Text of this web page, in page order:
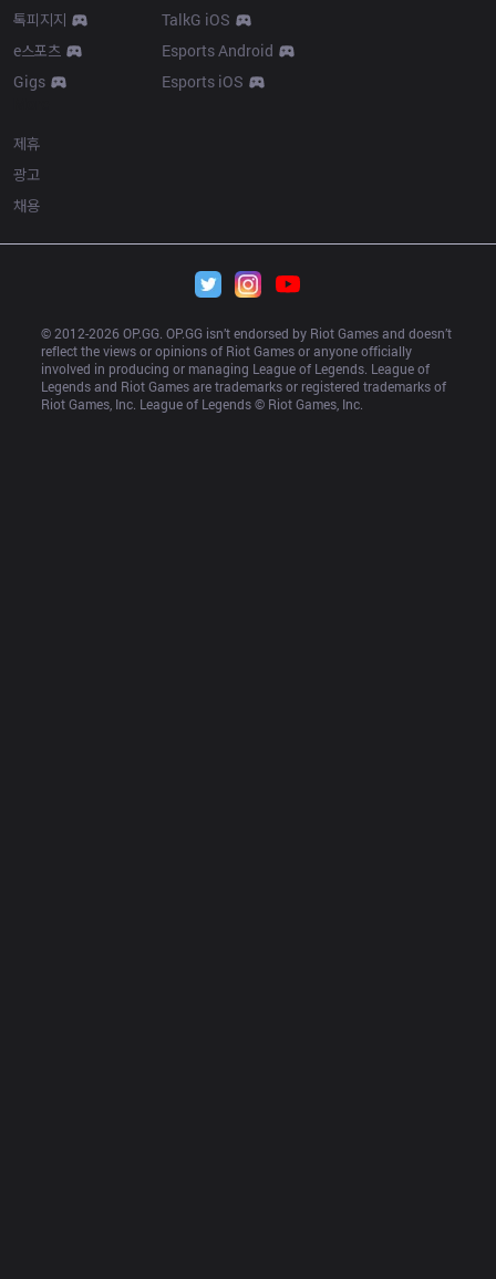
톡피지지
e스포츠
Gigs
TalkG iOS
Esports Android
Esports iOS
제휴
광고
채용
© 2012-2026 OP.GG. OP.GG isn’t endorsed by Riot Games and doesn’t
reflect the views or opinions of Riot Games or anyone officially
involved in producing or managing League of Legends. League of
Legends and Riot Games are trademarks or registered trademarks of
Riot Games, Inc. League of Legends © Riot Games, Inc.